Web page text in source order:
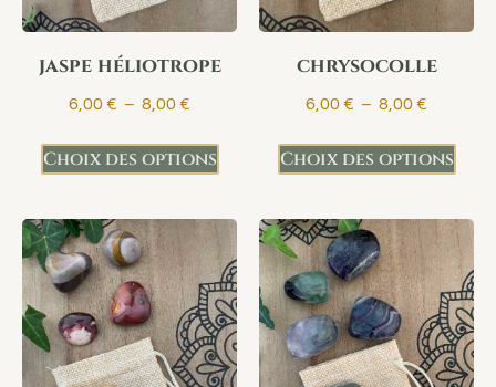
jaspe héliotrope
6,00 € – 8,00 €
Choix des options
chrysocolle
6,00 € – 8,00 €
Choix des options